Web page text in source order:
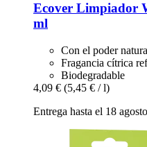
Ecover Limpiador
ml
Con el poder
Fragancia cítrica
Biodegradable
4,09 € (5,45 € / l)
Entrega hasta el 18 agosto